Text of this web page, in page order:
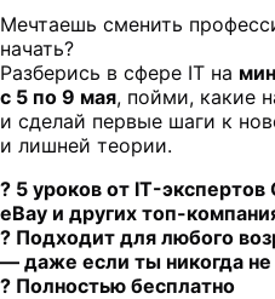
Мечтаешь сменить
начать?
Разберись в сфере IT на
с 5 по 9 мая, пойми, какие
и сделай первые шаги к
и лишней теории.
? 5 уроков от IT-
eBay и других топ-
? Подходит для любого
— даже если ты никогда не
? Полностью бесплатно